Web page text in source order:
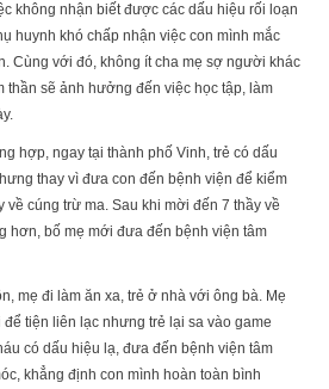
không nhận biết được các dấu hiệu rối loạn
huynh khó chấp nhận việc con mình mắc
Cùng với đó, không ít cha mẹ sợ người khác
thần sẽ ảnh hưởng đến việc học tập, làm
hợp, ngay tại thành phố Vinh, trẻ có dấu
thay vì đưa con đến bệnh viện để kiểm
về cúng trừ ma. Sau khi mời đến 7 thầy về
hơn, bố mẹ mới đưa đến bệnh viện tâm
mẹ đi làm ăn xa, trẻ ở nhà với ông bà. Mẹ
tiện liên lạc nhưng trẻ lại sa vào game
có dấu hiệu lạ, đưa đến bệnh viện tâm
khẳng định con mình hoàn toàn bình